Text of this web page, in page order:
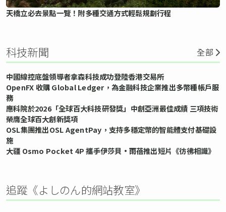
天橋立必去景點一覽！附多種交通方式輕鬆規劃行程
科技新聞 全部
中國線控底盤領導者拿森科技成功登陸香港交易所
OpenFX 收購 Global Ledger，為金融科技企業推出多幣種帳戶服
務
應科院於2026「全球百大科技研發獎」中創亞洲最佳成績 三項技術
榮膺全球百大創新獎項
OSL集團推出OSL AgentPay，支持多穩定幣的智能體支付基礎設
施
大疆 Osmo Pocket 4P 攜手伊莎貝•雨蓓推出短片《彷彿相識》
追蹤《よしのん的網站教室》